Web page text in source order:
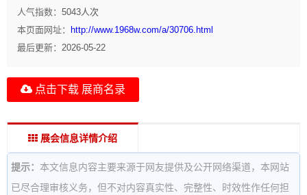
人气指数： 5043人次
本页面网址：
http://www.1968w.com/a/30706.html
最后更新： 2026-05-22
点击下载 展商名录
展会信息详情介绍
提示： 本文信息内容主要来源于网友提供及公开网络渠道，本网站
已尽合理审核义务，但不对内容真实性、完整性、时效性作任何担